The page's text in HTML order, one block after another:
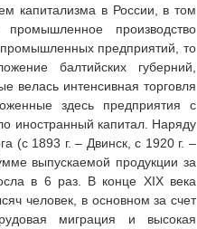
капитализма в России, в том
производство
промышленных предприятий, то
балтийских губерний,
велась интенсивная торговля
здесь предприятия с
иностранный капитал. Наряду
(с 1893 г. – Двинск, с 1920 г. –
выпускаемой продукции за
в 6 раз. В конце XIX века
человек, в основном за счет
миграция и высокая